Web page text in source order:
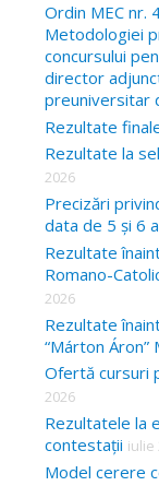
o
r
Ordin MEC nr.
Metodologiei
concursului
director
preuniversitar
Rezultate
Rezultate la
2026
Precizări
data de 5 și 6
Rezultate
Romano-
2026
Rezultate
“Márton Áron”
Ofertă cursuri
2026
Rezultatele la
contestații iulie
Model cerere